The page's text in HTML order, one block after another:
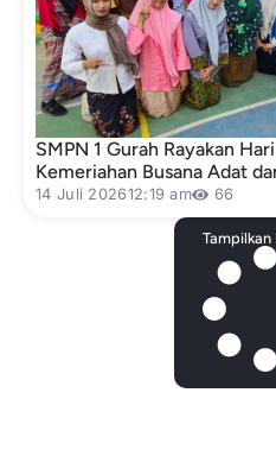
SMPN 1 Gurah Rayakan
Kemeriahan Busana Adat
14 Juli 202612:19 am 66
Tampilkan